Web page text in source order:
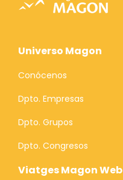
Viatges Magon Web
Universo Magon
Conócenos
Dpto. Empresas
Dpto. Grupos
Dpto. Congresos